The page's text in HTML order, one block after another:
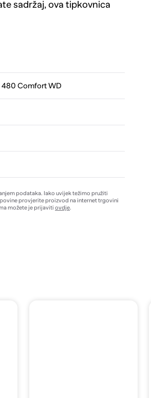
sadržaj, ova tipkovnica
480 Comfort WD
podataka. Iako uvijek težimo pružiti
provjerite proizvod na internet trgovini
možete je prijaviti ovdje.